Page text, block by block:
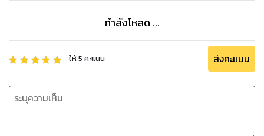
กำลังโหลด ...
ให้5 คะแนน ส่งคะแนน